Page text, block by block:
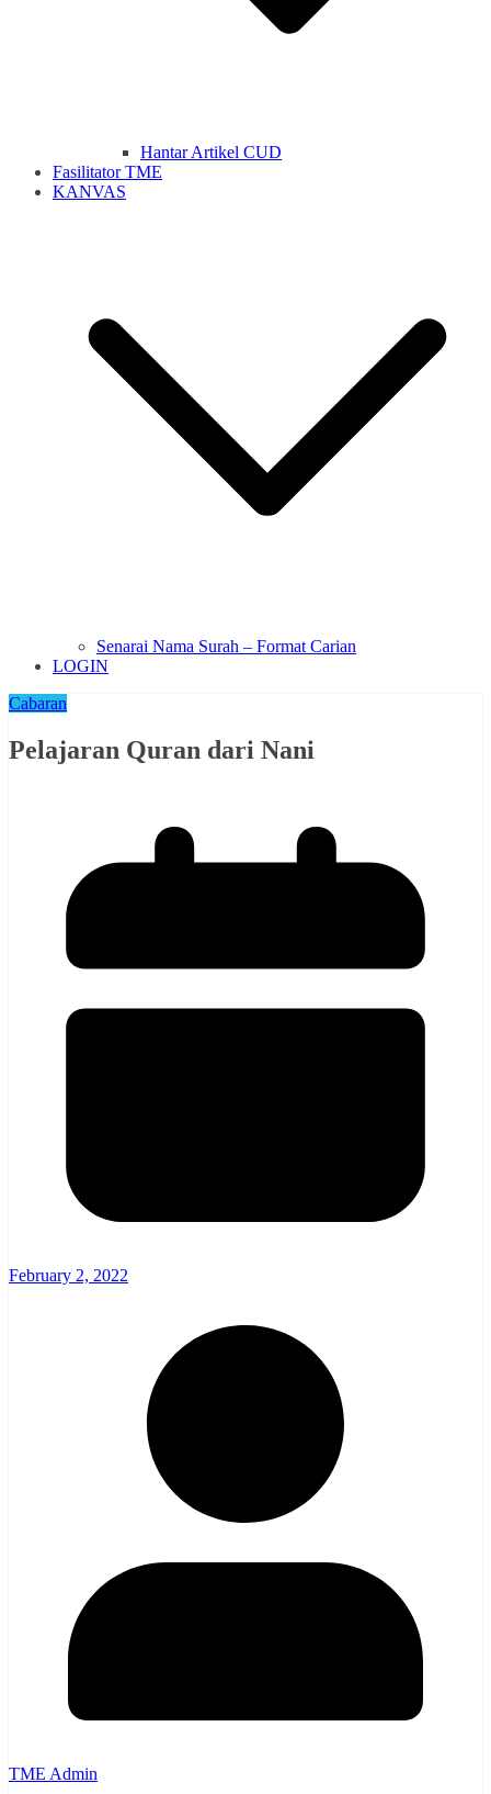
Hantar Artikel CUD
Fasilitator TME
KANVAS
Senarai Nama Surah – Format Carian
LOGIN
Cabaran
Pelajaran Quran dari Nani
February 2, 2022
TME Admin